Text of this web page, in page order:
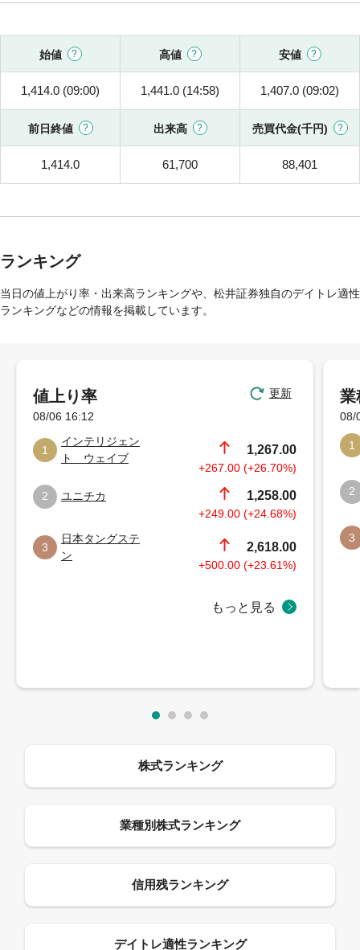
始値 高値 安値
1,414.0 (09:00) 1,441.0 (14:58) 1,407.0 (09:02)
前日終値 出来高 売買代金(千円)
1,414.0 61,700 88,401
ランキング
当日の値上がり率・出来高ランキングや、松井証券独自のデイトレ適性
ランキングなどの情報を掲載しています。